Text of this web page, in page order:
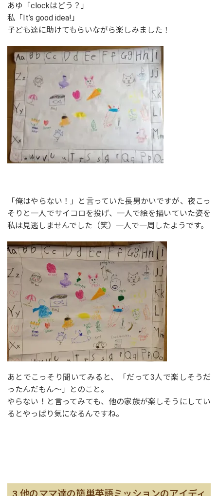
あゆ「clockはどう？」
私「It’s good idea!」
子ども達に助けてもらいながら楽しみました！
「俺はやらない！」と言っていた長男かいですが、夜こっ
そりと一人でサイコロを投げ、一人で絵を描いていた姿を
私は見逃しませんでした（笑）一人で一周したようです。
あとでこっそり聞いてみると、「だって3人で楽しそうだ
ったんだもん〜」とのこと。
やらない！と言ってみても、他の家族が楽しそうにしてい
るとやっぱり気になるんですね。